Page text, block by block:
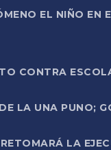
EL NIÑO
CONTRA
LA UNA PUNO;
LA